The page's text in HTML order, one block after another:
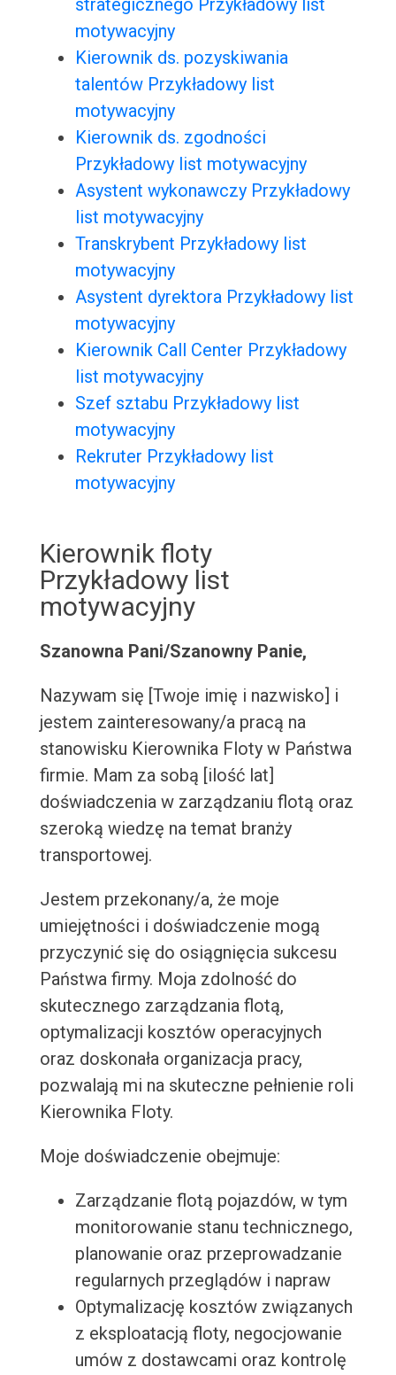
strategicznego Przykładowy list
motywacyjny
Kierownik ds. pozyskiwania
talentów Przykładowy list
motywacyjny
Kierownik ds. zgodności
Przykładowy list motywacyjny
Asystent wykonawczy Przykładowy
list motywacyjny
Transkrybent Przykładowy list
motywacyjny
Asystent dyrektora Przykładowy list
motywacyjny
Kierownik Call Center Przykładowy
list motywacyjny
Szef sztabu Przykładowy list
motywacyjny
Rekruter Przykładowy list
motywacyjny
Kierownik floty
Przykładowy list
motywacyjny
Szanowna Pani/Szanowny Panie,
Nazywam się [Twoje imię i nazwisko] i
jestem zainteresowany/a pracą na
stanowisku Kierownika Floty w Państwa
firmie. Mam za sobą [ilość lat]
doświadczenia w zarządzaniu flotą oraz
szeroką wiedzę na temat branży
transportowej.
Jestem przekonany/a, że moje
umiejętności i doświadczenie mogą
przyczynić się do osiągnięcia sukcesu
Państwa firmy. Moja zdolność do
skutecznego zarządzania flotą,
optymalizacji kosztów operacyjnych
oraz doskonała organizacja pracy,
pozwalają mi na skuteczne pełnienie roli
Kierownika Floty.
Moje doświadczenie obejmuje:
Zarządzanie flotą pojazdów, w tym
monitorowanie stanu technicznego,
planowanie oraz przeprowadzanie
regularnych przeglądów i napraw
Optymalizację kosztów związanych
z eksploatacją floty, negocjowanie
umów z dostawcami oraz kontrolę